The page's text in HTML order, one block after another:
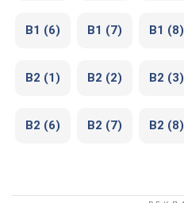
В1 (6) В1 (7) В1 (8)
В2 (1) В2 (2) В2 (3)
В2 (6) В2 (7) В2 (8)